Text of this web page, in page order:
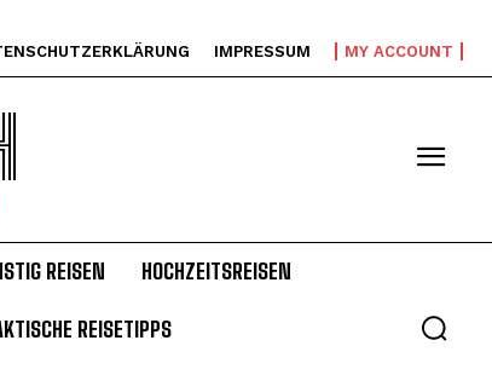
IMPRESSUM MY ACCOUNT
REISEN HOCHZEITSREISEN
REISETIPPS